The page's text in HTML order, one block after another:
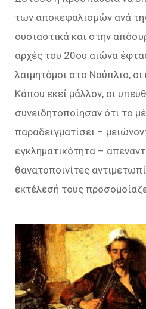
των αποκεφαλισμών ανά
ουσιαστικά και στην
αρχές του 20ου αιώνα
λαιμητόμοι στο Ναύπλιο, οι
Κάπου εκεί μάλλον, οι
συνειδητοποίησαν ότι το
παραδειγματίσει –
εγκληματικότητα –
θανατοποινίτες
εκτέλεσή τους προσομοίαζε